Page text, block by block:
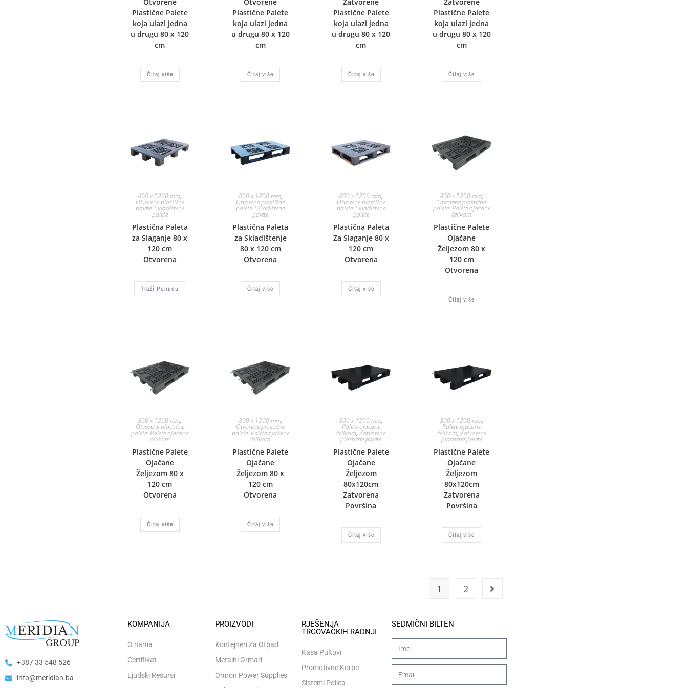
Otvorene
Plastične Palete
koja ulazi jedna
u drugu 80 x 120
cm
Čitaj više
Otvorene
Plastične Palete
koja ulazi jedna
u drugu 80 x 120
cm
Čitaj više
Zatvorene
Plastične Palete
koja ulazi jedna
u drugu 80 x 120
cm
Čitaj više
Zatvorene
Plastične Palete
koja ulazi jedna
u drugu 80 x 120
cm
Čitaj više
800 x 1200 mm,
Otvorene plastične
palete, Skladištene
palete
Plastična Paleta
za Slaganje 80 x
120 cm
Otvorena
Traži Ponudu
800 x 1200 mm,
Otvorene plastične
palete,Skladištene
palete
Plastična Paleta
za Skladištenje
80 x 120 cm
Otvorena
Čitaj više
800 x 1200 mm,
Otvorene plastične
palete, Skladištene
palete
Plastična Paleta
Za Slaganje 80 x
120 cm
Otvorena
Čitaj više
800 x 1200 mm,
Otvorene plastične
palete, Palete ojačane
čelikom
Plastične Palete
Ojačane
Željezom 80 x
120 cm
Otvorena
Čitaj više
800 x 1200 mm,
Otvorene plastične
palete,Palete ojačane
čelikom
Plastične Palete
Ojačane
Željezom 80 x
120 cm
Otvorena
Čitaj više
800 x 1200 mm,
Otvorene plastične
palete, Palete ojačane
čelikom
Plastične Palete
Ojačane
Željezom 80 x
120 cm
Otvorena
Čitaj više
800 x 1200 mm,
Palete ojačane
čelikom,Zatvorene
plastične palete
Plastične Palete
Ojačane
Željezom
80x120cm
Zatvorena
Površina
Čitaj više
800 x 1200 mm,
Palete ojačane
čelikom, Zatvorene
plastične palete
Plastične Palete
Ojačane
Željezom
80x120cm
Zatvorena
Površina
Čitaj više
1 2
+387 33 548 526
info@meridian.ba
KOMPANIJA
O nama
Certifikat
Ljudski Resursi
PROIZVODI
Kontejneri Za Otpad
Metalni Ormari
Omron Power Supplies
RJEŠENJA
TRGOVAČKIH RADNJI
Kasa Pultovi
Promotivne Korpe
Sistemi Polica
SEDMIČNI BILTEN